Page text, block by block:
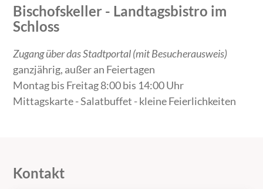
Bischofskeller - Landtagsbistro im
Schloss
Zugang über das Stadtportal (mit Besucherausweis)
ganzjährig, außer an Feiertagen
Montag bis Freitag 8:00 bis 14:00 Uhr
Mittagskarte - Salatbuffet - kleine Feierlichkeiten
Kontakt